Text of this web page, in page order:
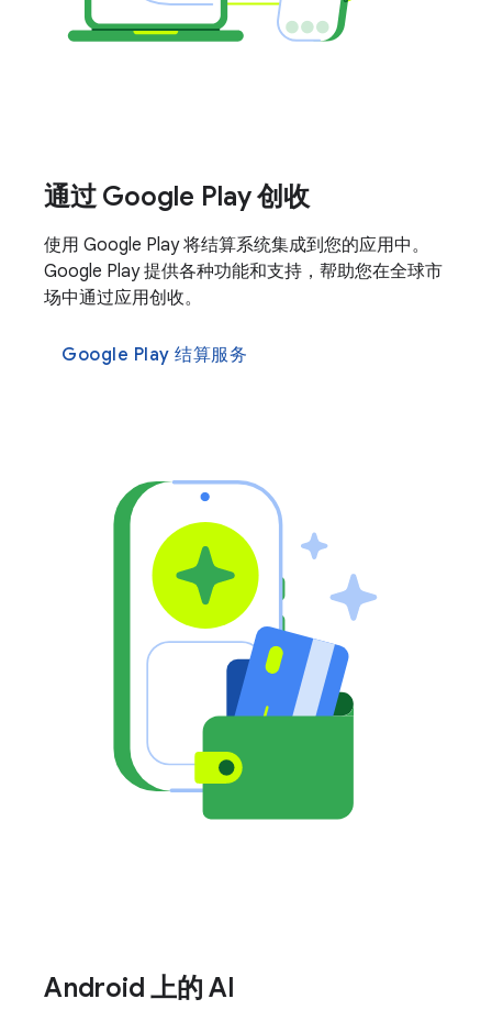
通过 Google Play 创收
使用 Google Play 将结算系统集成到您的应用中。
Google Play 提供各种功能和支持，帮助您在全球市
场中通过应用创收。
Google Play 结算服务
Android 上的 AI